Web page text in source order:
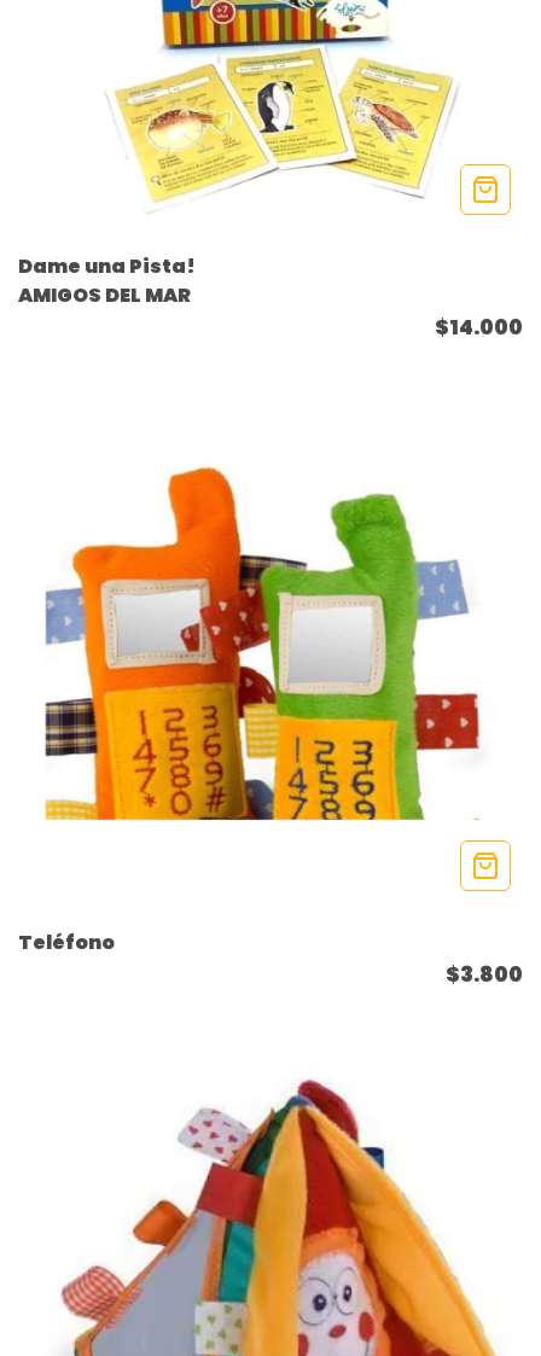
Dame una Pista!
AMIGOS DEL MAR
$14.000
Teléfono
$3.800